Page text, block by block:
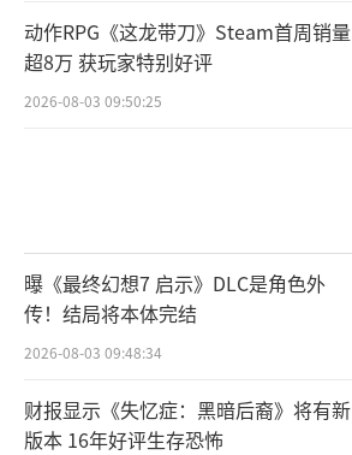
动作RPG《这龙带刀》Steam首周销量
超8万 获玩家特别好评
2026-08-03 09:50:25
曝《最终幻想7 启示》DLC是角色外
传！结局将本体完结
2026-08-03 09:48:34
财报显示《失忆症：黑暗后裔》将有新
版本 16年好评生存恐怖